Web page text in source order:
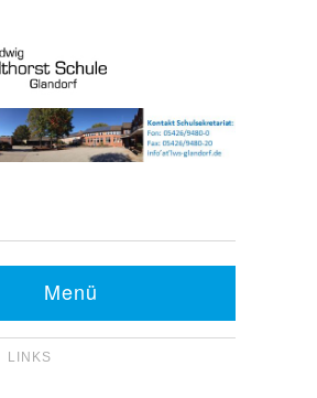
Fax: 05426 9480-20
Menü
LINKS